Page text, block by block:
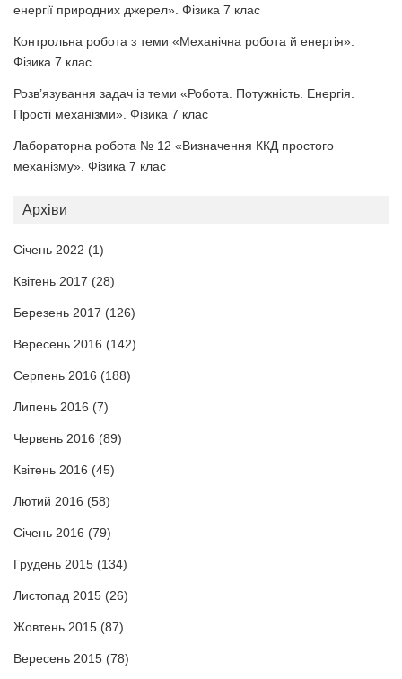
енергії природних джерел». Фізика 7 клас
Контрольна робота з теми «Механічна робота й енергія».
Фізика 7 клас
Розв’язування задач із теми «Робота. Потужність. Енергія.
Прості механізми». Фізика 7 клас
Лабораторна робота № 12 «Визначення ККД простого
механізму». Фізика 7 клас
Архіви
Січень 2022 (1)
Квітень 2017 (28)
Березень 2017 (126)
Вересень 2016 (142)
Серпень 2016 (188)
Липень 2016 (7)
Червень 2016 (89)
Квітень 2016 (45)
Лютий 2016 (58)
Січень 2016 (79)
Грудень 2015 (134)
Листопад 2015 (26)
Жовтень 2015 (87)
Вересень 2015 (78)